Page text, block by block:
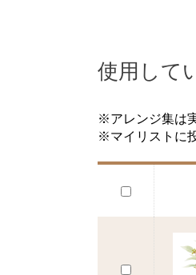
使用して
※アレンジ集は
※マイリストに